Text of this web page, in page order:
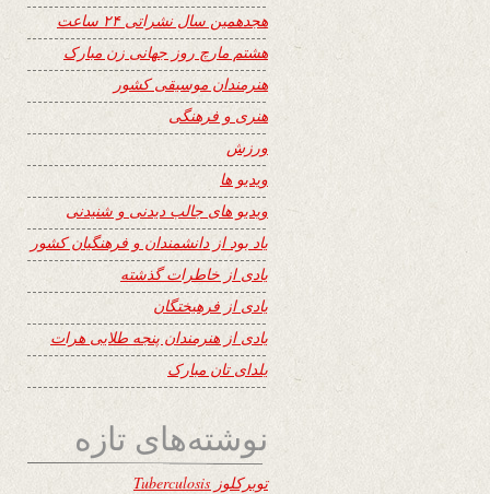
هجدهمین سال نشراتی ۲۴ ساعت
هشتم مارچ روز جهانی زن مبارک
هنرمندان موسیقی کشور
هنری و فرهنگی
ورزش
ویدیو ها
ویدیو های جالب دیدنی و شنیدنی
یاد بود از دانشمندان و فرهنگیان کشور
یادی از خاطرات گذشته
یادی از فرهیختگان
یادی از هنرمندان پنجه طلایی هرات
یلدای تان مبارک
نوشته‌های تازه
توبرکلوز Tuberculosis